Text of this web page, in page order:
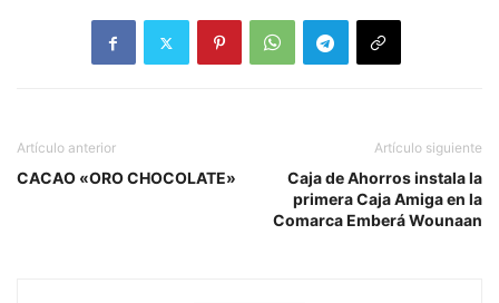
Artículo anterior
CACAO «ORO CHOCOLATE»
Artículo siguiente
Caja de Ahorros instala la
primera Caja Amiga en la
Comarca Emberá Wounaan